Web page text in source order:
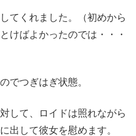
てくれました。（初めから
けばよかったのでは・・・
でつぎはぎ状態。
して、ロイドは照れながら
出して彼女を慰めます。